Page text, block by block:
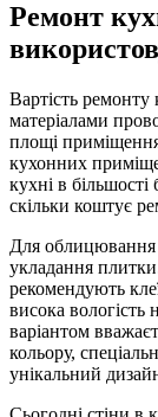
Ремонт
Вартість ремонту
матеріалами
площі
кухонних
кухні в
скільки коштує
Для облицювання
укладання
рекомендують
висока
варіантом
кольору,
унікальний